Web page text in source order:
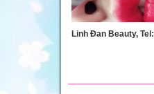
Linh Đan Beauty, Tel: